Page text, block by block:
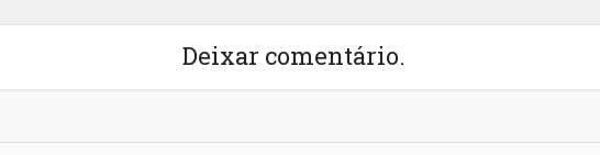
Deixar comentário.